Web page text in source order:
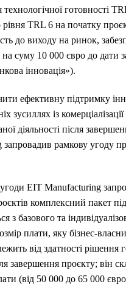
технологічної готовності
рівня TRL 6 на початку
до виходу на ринок,
суму 10 000 євро до дати
інновація»).
ефективну підтримку
зусиллях із комерціалізації
діяльності після
запровадив рамкову угоду
EIT Manufacturing
комплексний пакет
з базового та
плати, яку бізнес-
від здатності рішення
завершення проєкту; він
(від 50 000 до 65 000